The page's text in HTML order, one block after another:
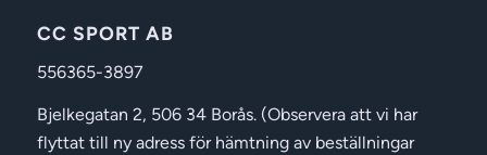
CC SPORT AB
556365-3897
Bjelkegatan 2, 506 34 Borås. (Observera att vi har
flyttat till ny adress för hämtning av beställningar